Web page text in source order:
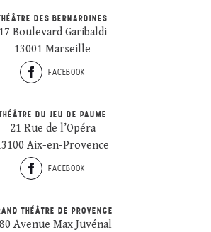
DES BERNARDINES
17 Boulevard Garibaldi
13001 Marseille
FACEBOOK
DU JEU DE PAUME
21 Rue de l’Opéra
Aix-en-Provence
FACEBOOK
THÉÂTRE DE PROVENCE
Avenue Max Juvénal